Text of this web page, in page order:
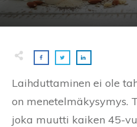
Laihduttaminen ei ole
on menetelmäkysymys.
joka muutti kaiken 45-